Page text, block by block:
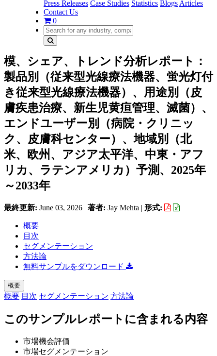
Press Releases Case Studies Statistics Blogs Articles
Contact Us
0
模、シェア、トレンド分析レポート：
製品別（従来型光線療法機器、蛍光灯付
き従来型光線療法機器）、用途別（皮
膚疾患治療、新生児黄疸管理、滅菌）、
エンドユーザー別（病院・クリニッ
ク、皮膚科センター）、地域別（北
米、欧州、アジア太平洋、中東・アフ
リカ、ラテンアメリカ）予測、2025年
～2033年
最終更新: June 03, 2026 | 著者: Jay Mehta | 形式:
概要
目次
セグメンテーション
方法論
無料サンプルをダウンロード
概要
概要 目次 セグメンテーション 方法論
このサンプルレポートに含まれる内容
市場機会評価
市場セグメンテーション